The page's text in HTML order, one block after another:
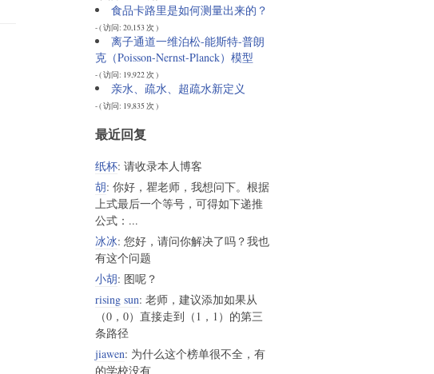
食品卡路里是如何测量出来的？
- ( 访问: 20,153 次 )
离子通道一维泊松-能斯特-普朗
克（Poisson-Nernst-Planck）模型
- ( 访问: 19,922 次 )
亲水、疏水、超疏水新定义
- ( 访问: 19,835 次 )
最近回复
纸杯: 请收录本人博客
胡: 你好，瞿老师，我想问下。根据
上式最后一个等号，可得如下递推
公式：...
冰冰: 您好，请问你解决了吗？我也
有这个问题
小胡: 图呢？
rising sun: 老师，建议添加如果从
（0，0）直接走到（1，1）的第三
条路径
jiawen: 为什么这个榜单很不全，有
的学校没有